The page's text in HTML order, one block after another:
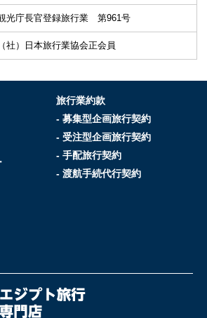
光庁長官登録旅行業 第961号
（社）日本旅行業協会正会員
旅行業約款
- 募集型企画旅行契約
- 受注型企画旅行契約
- 手配旅行契約
- 渡航手続代行契約